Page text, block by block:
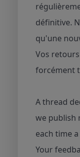
définitive.
qu'une
Vos
forcément
A thread
we publish
each time
Your